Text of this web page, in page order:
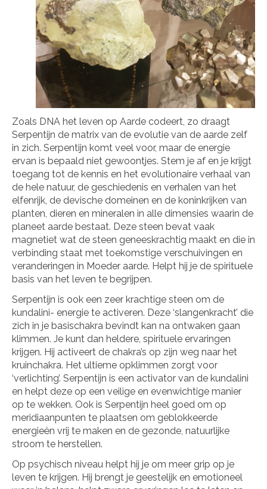
Zoals DNA het leven op Aarde codeert, zo draagt
Serpentijn de matrix van de evolutie van de aarde zelf
in zich. Serpentijn komt veel voor, maar de energie
ervan is bepaald niet gewoontjes. Stem je af en je krijgt
toegang tot de kennis en het evolutionaire verhaal van
de hele natuur, de geschiedenis en verhalen van het
elfenrijk, de devische domeinen en de koninkrijken van
planten, dieren en mineralen in alle dimensies waarin de
planeet aarde bestaat. Deze steen bevat vaak
magnetiet wat de steen geneeskrachtig maakt en die in
verbinding staat met toekomstige verschuivingen en
veranderingen in Moeder aarde. Helpt hij je de spirituele
basis van het leven te begrijpen.
Serpentijn is ook een zeer krachtige steen om de
kundalini- energie te activeren. Deze ‘slangenkracht’ die
zich in je basischakra bevindt kan na ontwaken gaan
klimmen. Je kunt dan heldere, spirituele ervaringen
krijgen. Hij activeert de chakra’s op zijn weg naar het
kruinchakra. Het ultieme opklimmen zorgt voor
‘verlichting’. Serpentijn is een activator van de kundalini
en helpt deze op een veilige en evenwichtige manier
op te wekken. Ook is Serpentijn heel goed om op
meridiaanpunten te plaatsen om geblokkeerde
energieën vrij te maken en de gezonde, natuurlijke
stroom te herstellen.
Op psychisch niveau helpt hij je om meer grip op je
leven te krijgen. Hij brengt je geestelijk en emotioneel